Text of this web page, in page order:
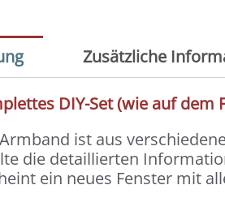
Zusätzliche
DIY-Set (wie auf dem
ist aus
die detaillierten
ein neues Fenster mit